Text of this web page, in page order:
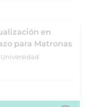
en
para Matronas